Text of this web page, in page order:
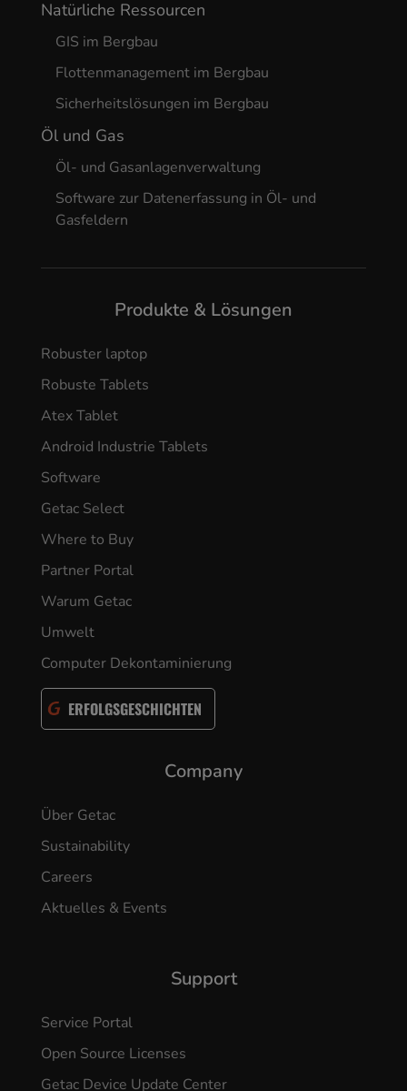
Natürliche Ressourcen
GIS im Bergbau
Flottenmanagement im Bergbau
Sicherheitslösungen im Bergbau
Öl und Gas
Öl- und Gasanlagenverwaltung
Software zur Datenerfassung in Öl- und
Gasfeldern
Produkte & Lösungen
Robuster laptop
Robuste Tablets
Atex Tablet
Android Industrie Tablets
Software
Getac Select
Where to Buy
Partner Portal
Warum Getac
Umwelt
Computer Dekontaminierung
ERFOLGSGESCHICHTEN
Company
Über Getac
Sustainability
Careers
Aktuelles & Events
Support
Service Portal
Open Source Licenses
Getac Device Update Center